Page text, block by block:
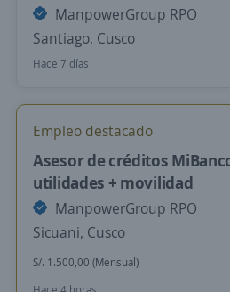
ManpowerGroup RPO
Santiago, Cusco
Hace 7 días
Empleo destacado
Asesor de créditos
utilidades + movilidad
ManpowerGroup RPO
Sicuani, Cusco
S/. 1.500,00 (Mensual)